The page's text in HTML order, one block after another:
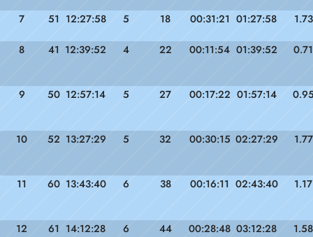
7 51 12:27:58 5 18 00:31:21 01:27:58 1.73
8 41 12:39:52 4 22 00:11:54 01:39:52 0.71
9 50 12:57:14 5 27 00:17:22 01:57:14
10 52 13:27:29 5 32 00:30:15 02:27:29 1.77
11 60 13:43:40 6 38 00:16:11 02:43:40 1.17
12 61 14:12:28 6 44 00:28:48 03:12:28 1.58